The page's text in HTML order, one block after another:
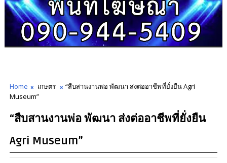
Home เกษตร
“สืบสานงานพ่อ พัฒนา ส่งต่ออาชีพที่ยั่งยืน Agri
Museum”
“สืบสานงานพ่อ พัฒนา ส่งต่ออาชีพที่ยั่งยืน
Agri Museum”